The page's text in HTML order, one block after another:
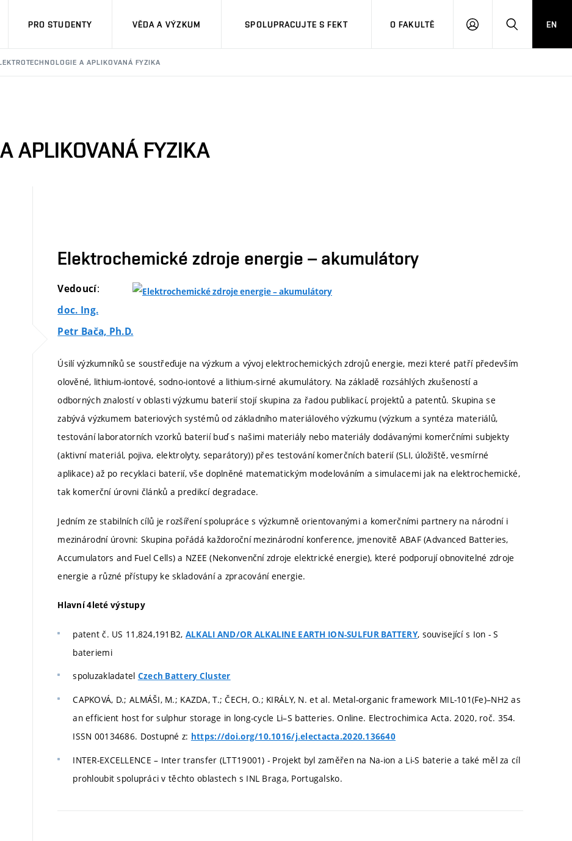
PRO STUDENTY VĚDA A VÝZKUM SPOLUPRACUJTE S FEKT O FAKULTĚ
PŘIHLÁSITHLEDAT
EN
A APLIKOVANÁ FYZIKA
APLIKOVANÁ FYZIKA
Elektrochemické zdroje energie – akumulátory
Vedoucí:
doc. Ing.
Petr Bača, Ph.D.
Úsilí výzkumníků se soustřeďuje na výzkum a vývoj elektrochemických zdrojů energie, mezi které patří především
olověné, lithium-iontové, sodno-iontové a lithium-sirné akumulátory. Na základě rozsáhlých zkušeností a
odborných znalostí v oblasti výzkumu baterií stojí skupina za řadou publikací, projektů a patentů. Skupina se
zabývá výzkumem bateriových systémů od základního materiálového výzkumu (výzkum a syntéza materiálů,
testování laboratorních vzorků baterií buď s našimi materiály nebo materiály dodávanými komerčními subjekty
(aktivní materiál, pojiva, elektrolyty, separátory)) přes testování komerčních baterií (SLI, úložiště, vesmírné
aplikace) až po recyklaci baterií, vše doplněné matematickým modelováním a simulacemi jak na elektrochemické,
tak komerční úrovni článků a predikcí degradace.
Jedním ze stabilních cílů je rozšíření spolupráce s výzkumně orientovanými a komerčními partnery na národní i
mezinárodní úrovni: Skupina pořádá každoroční mezinárodní konference, jmenovitě ABAF (Advanced Batteries,
Accumulators and Fuel Cells) a NZEE (Nekonvenční zdroje elektrické energie), které podporují obnovitelné zdroje
energie a různé přístupy ke skladování a zpracování energie.
Hlavní 4leté výstupy
patent č. US 11,824,191B2, ALKALI AND/OR ALKALINE EARTH ION-SULFUR BATTERY, související s Ion - S
bateriemi
spoluzakladatel Czech Battery Cluster
CAPKOVÁ, D.; ALMÁŠI, M.; KAZDA, T.; ČECH, O.; KIRÁLY, N. et al. Metal-organic framework MIL-101(Fe)–NH2 as
an efficient host for sulphur storage in long-cycle Li–S batteries. Online. Electrochimica Acta. 2020, roč. 354.
ISSN 00134686. Dostupné z: https://doi.org/10.1016/j.electacta.2020.136640
INTER-EXCELLENCE – Inter transfer (LTT19001) - Projekt byl zaměřen na Na-ion a Li-S baterie a také měl za cíl
prohloubit spolupráci v těchto oblastech s INL Braga, Portugalsko.